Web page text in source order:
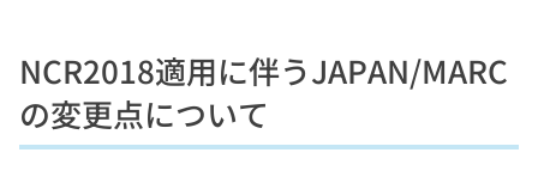
NCR2018適用に伴うJAPAN/MARC
の変更点について